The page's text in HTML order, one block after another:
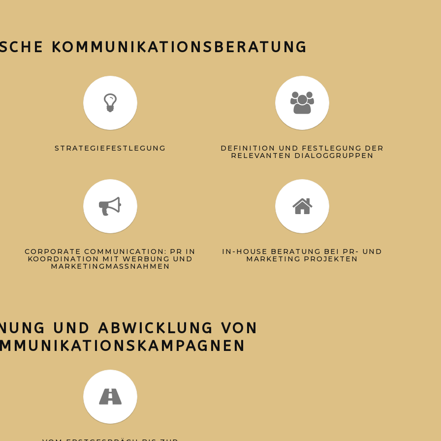
KOMMUNIKATIONSBERATUNG
STRATEGIEFESTLEGUNG
DEFINITION UND FESTLEGUNG DER
RELEVANTEN DIALOGGRUPPEN
CORPORATE COMMUNICATION: PR IN
KOORDINATION MIT WERBUNG UND
MARKETINGMASSNAHMEN
IN-HOUSE BERATUNG BEI PR- UND
MARKETING PROJEKTEN
UND ABWICKLUNG VON